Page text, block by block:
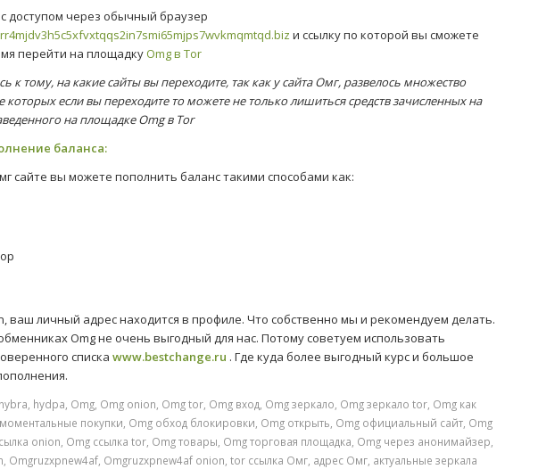
доступом через обычный браузер
и ссылку по которой вы сможете
перейти на площадкуOmg в Tor
к тому, на какие сайты вы переходите, так как у сайта Омг, развелось множество
если вы переходите то можете не только лишиться средств зачисленных на
на площадке Omg в Tor
баланса:
сайте вы можете пополнить баланс такими способами как:
ваш личный адрес находится в профиле. Что собственно мы и рекомендуем делать.
Omg не очень выгодный для нас. Потому советуем использовать
списка www.bestchange.ru . Где куда более выгодный курс и большое
hybra hydpa Omg Omg onion Omg tor Omg вход Omg зеркало Omg зеркало tor Omg как
покупки Omg обход блокировки Omg открыть Omg официальный сайт Omg
onion Omg ссылка tor Omg товары Omg торговая площадка Omg через анонимайзер
Omgruzxpnew4af Omgruzxpnew4af onion tor ссылка Омг адрес Омг актуальные зеркала